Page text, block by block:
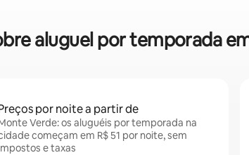
aluguel por temporada
por noite a partir de
Verde: os aluguéis por temporada na
começam em R$ 51 por noite, sem
e taxas